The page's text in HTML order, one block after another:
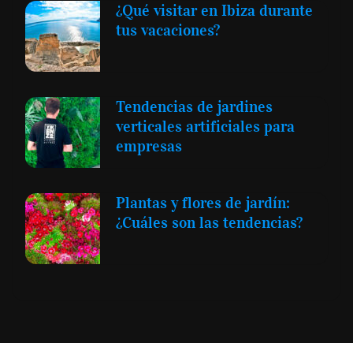
¿Qué visitar en Ibiza durante
tus vacaciones?
Tendencias de jardines
verticales artificiales para
empresas
Plantas y flores de jardín:
¿Cuáles son las tendencias?